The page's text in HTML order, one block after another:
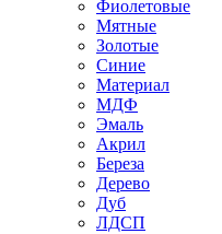
Фиолетовые
Мятные
Золотые
Синие
Материал
МДФ
Эмаль
Акрил
Береза
Дерево
Дуб
ЛДСП